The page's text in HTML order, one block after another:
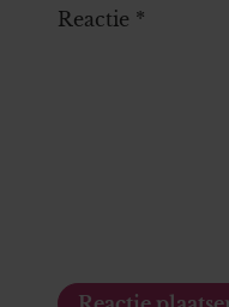
Reactie *